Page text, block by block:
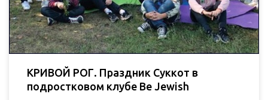
КРИВОЙ РОГ. Праздник Суккот в
подростковом клубе Be Jewish